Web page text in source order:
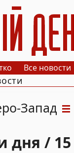
День
Все новости
Запад
дня / 15